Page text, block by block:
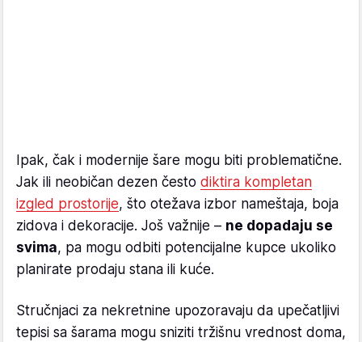
Ipak, čak i modernije šare mogu biti problematične.
Jak ili neobičan dezen često diktira kompletan
izgled prostorije, što otežava izbor nameštaja, boja
zidova i dekoracije. Još važnije – ne dopadaju se
svima, pa mogu odbiti potencijalne kupce ukoliko
planirate prodaju stana ili kuće.
Stručnjaci za nekretnine upozoravaju da upečatljivi
tepisi sa šarama mogu sniziti tržišnu vrednost doma,